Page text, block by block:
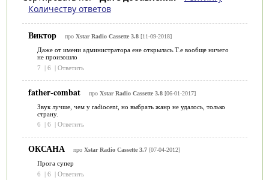
Количеству ответов
Виктор про Xstar Radio Cassette 3.8[11-09-2018]
Даже от имени администратора ене открылась.Т.е вообще ничего
не произошло
7
| 6 | Ответить
father-combat про Xstar Radio Cassette 3.8[06-01-2017]
Звук лучше, чем у radiocent, но выбрать жанр не удалось, только
страну.
6
| 6 | Ответить
ОКСАНА про Xstar Radio Cassette 3.7[07-04-2012]
Прога супер
6
| 6 | Ответить